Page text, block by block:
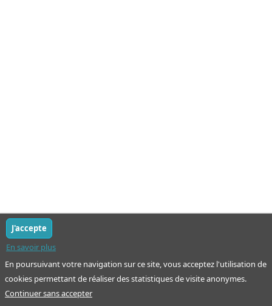
En poursuivant votre navigation sur ce site, vous acceptez l'utilisation de
cookies permettant de réaliser des statistiques de visite anonymes.
En savoir plus
J'accepte
Continuer sans accepter